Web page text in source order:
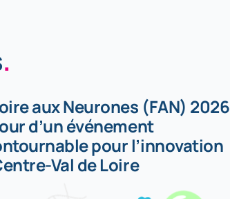
.
aux Neurones (FAN) 2026
d’un événement
pour l’innovation
Val de Loire